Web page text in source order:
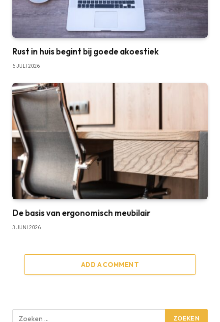
Rust in huis begint bij goede akoestiek
6 JULI 2026
De basis van ergonomisch meubilair
3 JUNI 2026
ADD A COMMENT